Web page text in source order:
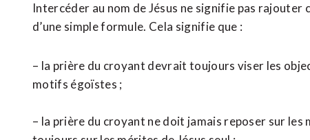
Intercéder au nom de Jésus ne signifie pas rajouter
d’une simple formule. Cela signifie que :
– la prière du croyant devrait toujours viser les
motifs égoïstes ;
– la prière du croyant ne doit jamais reposer sur